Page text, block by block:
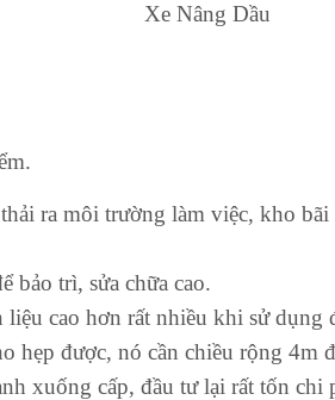
Xe Nâng Dầu
ra môi trường làm việc, kho
bảo trì, sửa chữa cao.
cao hơn rất nhiều khi sử dụng
hẹp được, nó cần chiều rộng 4m
xuống cấp, đầu tư lại rất tốn chi